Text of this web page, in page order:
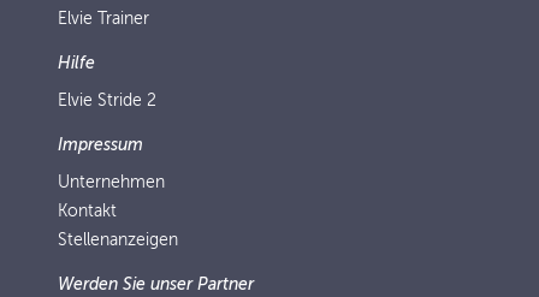
Elvie Trainer
Hilfe
Elvie Stride 2
Impressum
Unternehmen
Kontakt
Stellenanzeigen
Werden Sie unser Partner